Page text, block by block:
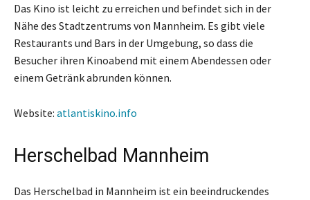
Das Kino ist leicht zu erreichen und befindet sich in der
Nähe des Stadtzentrums von Mannheim. Es gibt viele
Restaurants und Bars in der Umgebung, so dass die
Besucher ihren Kinoabend mit einem Abendessen oder
einem Getränk abrunden können.
Website: atlantiskino.info
Herschelbad Mannheim
Das Herschelbad in Mannheim ist ein beeindruckendes